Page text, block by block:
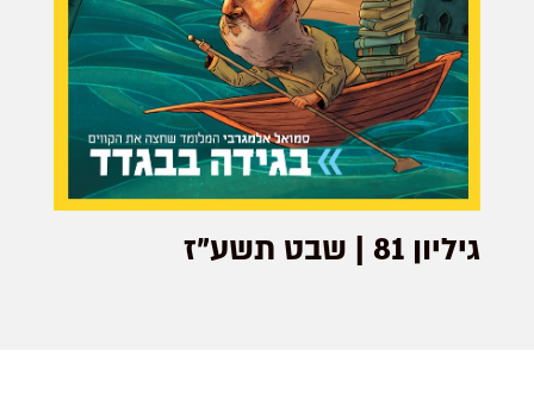
גיליון 81 | שבט תשע"ז